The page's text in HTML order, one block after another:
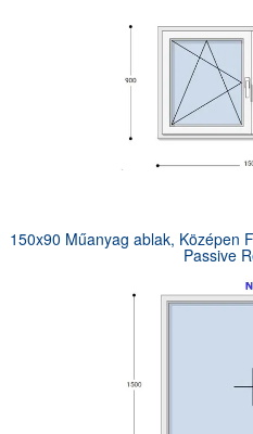
150x90 Műanyag ablak, Középen
Passive